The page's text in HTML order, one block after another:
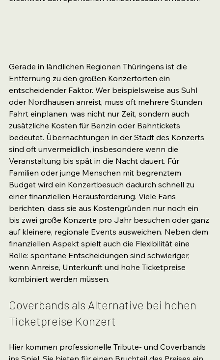
Gerade in ländlichen Regionen Thüringens ist die
Entfernung zu den großen Konzertorten ein
entscheidender Faktor. Wer beispielsweise aus Suhl
oder Nordhausen anreist, muss oft mehrere Stunden
Fahrt einplanen, was nicht nur Zeit, sondern auch
zusätzliche Kosten für Benzin oder Bahntickets
bedeutet. Übernachtungen in der Stadt des Konzerts
sind oft unvermeidlich, insbesondere wenn die
Veranstaltung bis spät in die Nacht dauert. Für
Familien oder junge Menschen mit begrenztem
Budget wird ein Konzertbesuch dadurch schnell zu
einer finanziellen Herausforderung. Viele Fans
berichten, dass sie aus Kostengründen nur noch ein
bis zwei große Konzerte pro Jahr besuchen oder ganz
auf kleinere, regionale Events ausweichen. Neben dem
finanziellen Aspekt spielt auch die Flexibilität eine
Rolle: spontane Entscheidungen sind schwieriger,
wenn Anreise, Unterkunft und hohe Ticketpreise
kombiniert werden müssen.
Coverbands als Alternative bei hohen
Ticketpreise Konzert
Hier kommen professionelle Tribute- und Coverbands